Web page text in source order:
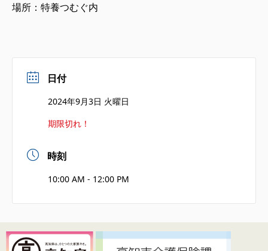
場所：特養つむぐ内
日付
2024年9月3日 火曜日
期限切れ！
時刻
10:00 AM - 12:00 PM